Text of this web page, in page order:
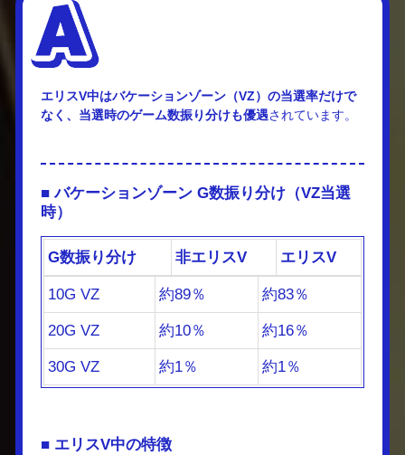
エリスV中はバケーションゾーン（VZ）の当選率だけで
なく、当選時のゲーム数振り分けも優遇されています。
■ バケーションゾーン G数振り分け（VZ当選
時）
G数振り分け 非エリスV エリスV
10G VZ 約89％ 約83％
20G VZ 約10％ 約16％
30G VZ 約1％ 約1％
■ エリスV中の特徴